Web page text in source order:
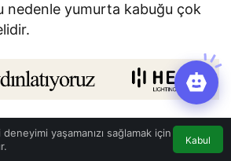
nedenle yumurta kabuğu çok
fazlası: # Sağlık
yaşamanızı sağlamak için
Kabul